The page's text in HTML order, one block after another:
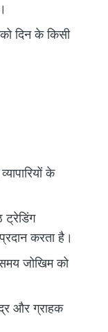
दिन के किसी
के
ट्रेडिंग
करता है।
समय जोखिम को
और ग्राहक